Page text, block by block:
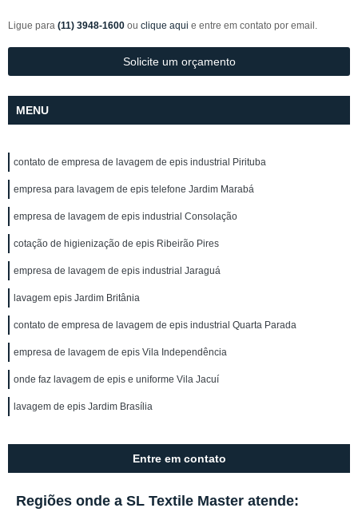
Ligue para (11) 3948-1600 ou clique aqui e entre em contato por email.
Solicite um orçamento
MENU
contato de empresa de lavagem de epis industrial Pirituba
empresa para lavagem de epis telefone Jardim Marabá
empresa de lavagem de epis industrial Consolação
cotação de higienização de epis Ribeirão Pires
empresa de lavagem de epis industrial Jaraguá
lavagem epis Jardim Britânia
contato de empresa de lavagem de epis industrial Quarta Parada
empresa de lavagem de epis Vila Independência
onde faz lavagem de epis e uniforme Vila Jacuí
lavagem de epis Jardim Brasília
Entre em contato
Regiões onde a SL Textile Master atende: